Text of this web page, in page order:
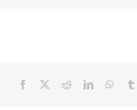
Facebook RedditLinkedIn